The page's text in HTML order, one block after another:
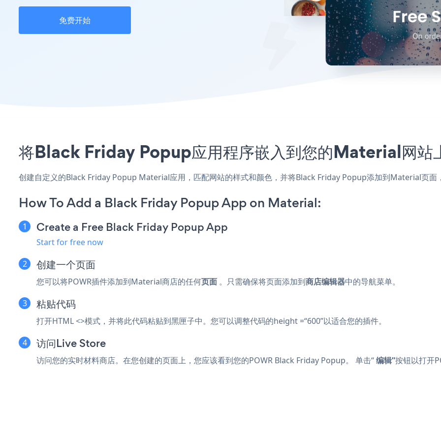
免费开始
将Black Friday Popup应用程序嵌入到您的Material网站
创建自定义的Black Friday Popup Material应用，匹配网站的样式和颜色，并将Black Friday Popup添加到Material页面
How To Add a Black Friday Popup App on Material:
Create a Free Black Friday Popup App
Start for free now
创建一个页面
您可以将POWR插件添加到Material商店的任何页面 。只需确保将页面添加到商店编辑器中的导航菜单。
粘贴代码
打开HTML <>模式，并将此代码粘贴到黑匣子中。您可以调整代码的height =“600”以适合您的插件。
访问Live Store
访问您的实时材料商店。在您创建的页面上，您应该看到您的POWR Black Friday Popup。 单击“编辑”按钮以打开